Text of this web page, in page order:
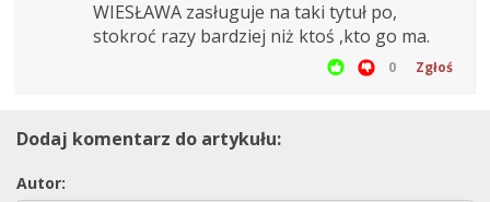
WIESŁAWA zasługuje na taki tytuł po,
stokroć razy bardziej niż ktoś ,kto go ma.
0 Zgłoś
Dodaj komentarz do artykułu:
Autor: